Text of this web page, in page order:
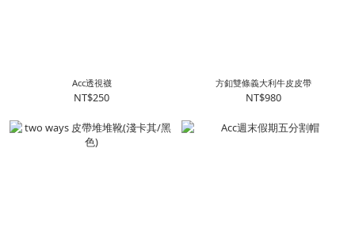
Acc透視襪
NT$250
方釦雙條義大利牛皮皮帶
NT$980